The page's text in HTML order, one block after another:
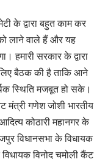
के द्वारा बहुत काम कर
लाने वाले हैं और यह
हमारी सरकार के द्वारा
बैठक की है ताकि आने
स्थिति मजबूत हो सके।
मंत्री गणेश जोशी भारतीय
कोठारी महानगर के
विधानसभा के विधायक
विनोद चमोली कैंट